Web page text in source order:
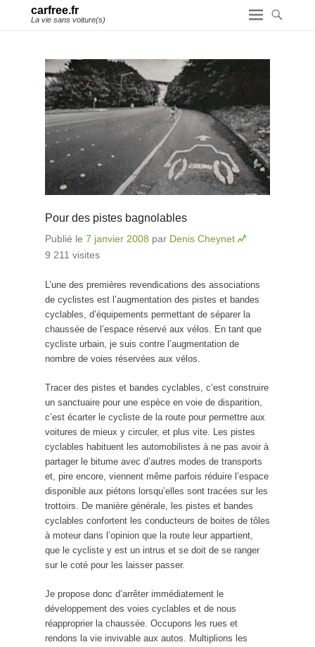
carfree.fr
La vie sans voiture(s)
Pour des pistes bagnolables
Publié le 7 janvier 2008 par Denis Cheynet
9 211 visites
L’une des premières revendications des associations
de cyclistes est l’augmentation des pistes et bandes
cyclables, d’équipements permettant de séparer la
chaussée de l’espace réservé aux vélos. En tant que
cycliste urbain, je suis contre l’augmentation de
nombre de voies réservées aux vélos.
Tracer des pistes et bandes cyclables, c’est construire
un sanctuaire pour une espèce en voie de disparition,
c’est écarter le cycliste de la route pour permettre aux
voitures de mieux y circuler, et plus vite. Les pistes
cyclables habituent les automobilistes à ne pas avoir à
partager le bitume avec d’autres modes de transports
et, pire encore, viennent même parfois réduire l’espace
disponible aux piétons lorsqu’elles sont tracées sur les
trottoirs. De manière générale, les pistes et bandes
cyclables confortent les conducteurs de boites de tôles
à moteur dans l’opinion que la route leur appartient,
que le cycliste y est un intrus et se doit de se ranger
sur le coté pour les laisser passer.
Je propose donc d’arrêter immédiatement le
développement des voies cyclables et de nous
réapproprier la chaussée. Occupons les rues et
rendons la vie invivable aux autos. Multiplions les